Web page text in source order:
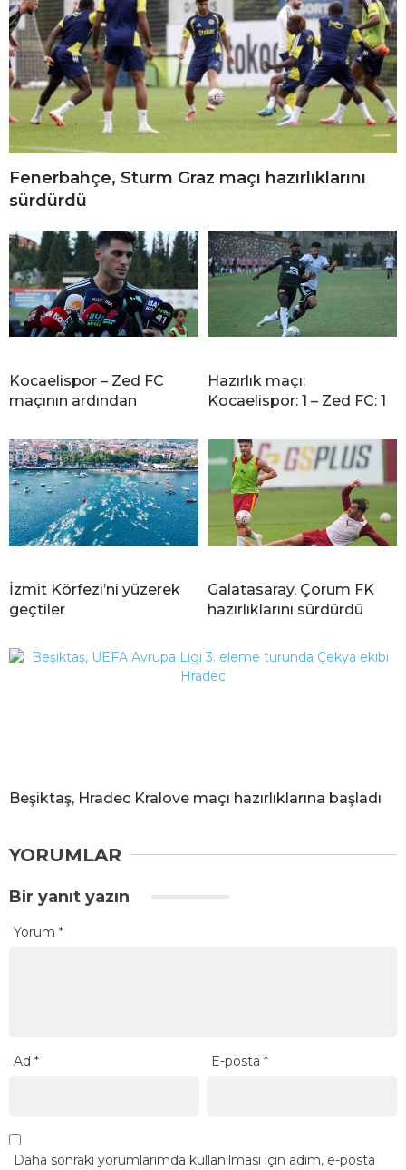
Fenerbahçe, Sturm Graz maçı hazırlıklarını
sürdürdü
Kocaelispor – Zed FC
maçının ardından
Hazırlık maçı:
Kocaelispor: 1 – Zed FC: 1
İzmit Körfezi’ni yüzerek
geçtiler
Galatasaray, Çorum FK
hazırlıklarını sürdürdü
Beşiktaş, Hradec Kralove maçı hazırlıklarına başladı
YORUMLAR
Bir yanıt yazın
Yorum *
Ad * E-posta*
Daha sonraki yorumlarımda kullanılması için adım, e-posta